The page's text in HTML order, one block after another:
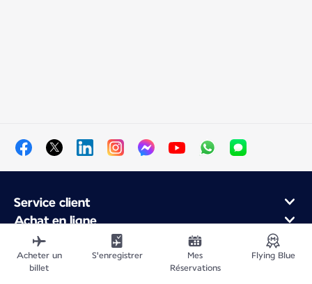
Service client
Achat en ligne
Programme de fidélité et partenaires
À propos d'Air France
Application Mobile Air France
Acheter un
billet
S'enregistrer
Mes
Réservations
Flying Blue